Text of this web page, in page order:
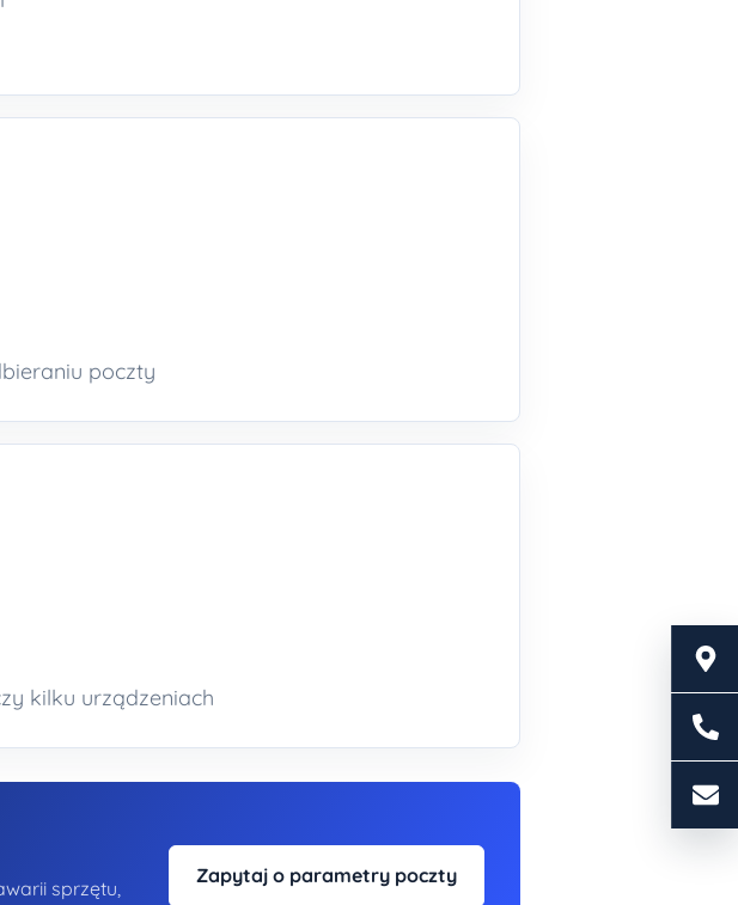
poczty
kilku urządzeniach
sprzętu,
Zapytaj o parametry poczty